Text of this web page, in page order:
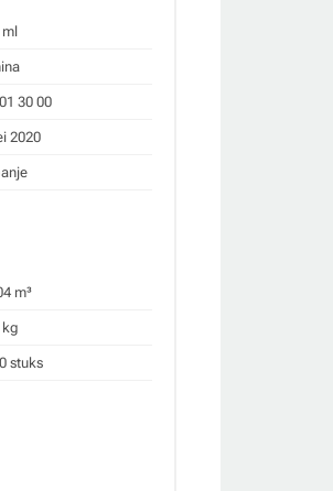
30 00
2020
m³
kg
stuks